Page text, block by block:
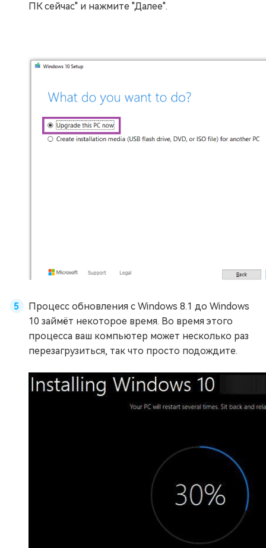
ПК сейчас" и нажмите "Далее".
Процесс обновления с Windows 8.1 до Windows
10 займёт некоторое время. Во время этого
процесса ваш компьютер может несколько раз
перезагрузиться, так что просто подождите.